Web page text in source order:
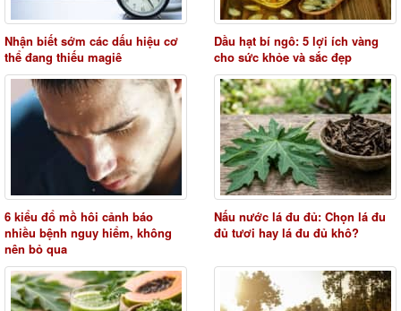
Nhận biết sớm các dấu hiệu cơ
thể đang thiếu magiê
Dầu hạt bí ngô: 5 lợi ích vàng
cho sức khỏe và sắc đẹp
6 kiểu đổ mồ hôi cảnh báo
nhiều bệnh nguy hiểm, không
nên bỏ qua
Nấu nước lá đu đủ: Chọn lá đu
đủ tươi hay lá đu đủ khô?